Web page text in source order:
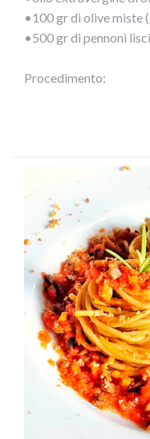
•100 gr di olive miste
•500 gr di pennoni lisci
Procedimento:
eliminare i semi e
Cuoci i pennoni
scolali e ripassali nel